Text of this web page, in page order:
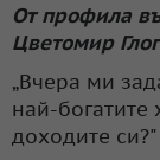
От профила
Цветомир
„Вчера ми
най-
доходите си?"